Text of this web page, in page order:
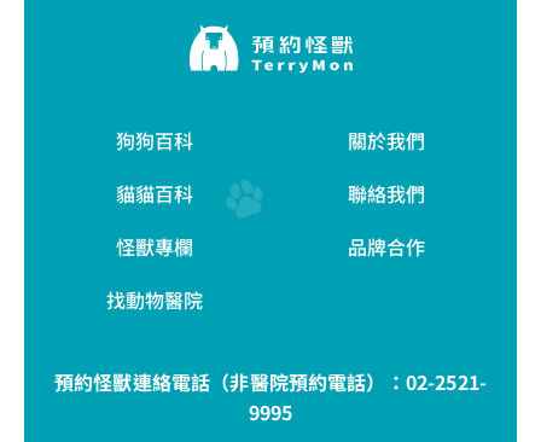
狗狗百科
貓貓百科
怪獸專欄
找動物醫院
關於我們
聯絡我們
品牌合作
預約怪獸連絡電話（非醫院預約電話）： 02-2521-
9995